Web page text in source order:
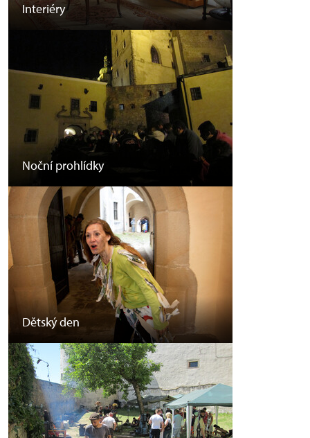
Interiéry
Noční prohlídky
Dětský den